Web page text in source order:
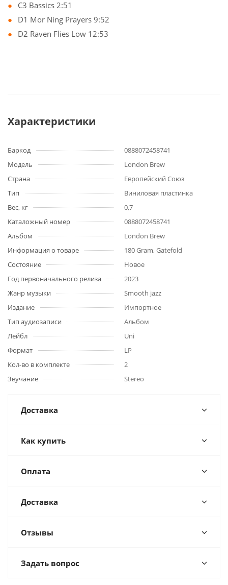
C3 Bassics 2:51
D1 Mor Ning Prayers 9:52
D2 Raven Flies Low 12:53
Характеристики
Баркод
0888072458741
Модель
London Brew
Страна
Европейский Союз
Тип
Виниловая пластинка
Вес, кг
0,7
Каталожный номер
0888072458741
Альбом
London Brew
Информация о товаре
180 Gram, Gatefold
Состояние
Новое
Год первоначального релиза
2023
Жанр музыки
Smooth jazz
Издание
Импортное
Тип аудиозаписи
Альбом
Лейбл
Uni
Формат
LP
Кол-во в комплекте
2
Звучание
Stereo
Доставка
Как купить
Оплата
Доставка
Отзывы
Задать вопрос